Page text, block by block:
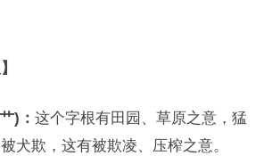
)： 这个字根有田园、草原之意，猛
犬欺，这有被欺凌、压榨之意。